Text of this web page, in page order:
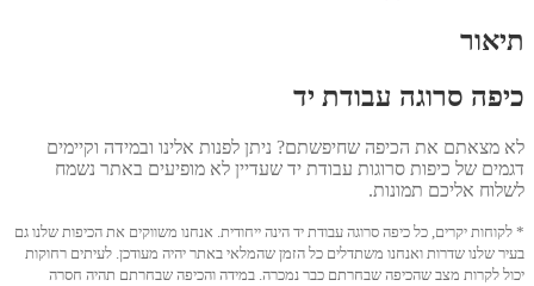
תיאור
כיפה סרוגה עבודת יד
לא מצאתם את הכיפה שחיפשתם? ניתן לפנות אלינו ובמידה וקיימים
דגמים של כיפות סרוגות עבודת יד שעדיין לא מופיעים באתר נשמח
לשלוח אליכם תמונות.
* לקוחות יקרים, כל כיפה סרוגה עבודת יד הינה ייחודית. אנחנו משווקים את הכיפות שלנו גם
בעיר שלנו שדרות ואנחנו משתדלים כל הזמן שהמלאי באתר יהיה מעודכן. לעיתים רחוקות
יכול לקרות מצב שהכיפה שבחרתם כבר נמכרה. במידה והכיפה שבחרתם תהיה חסרה